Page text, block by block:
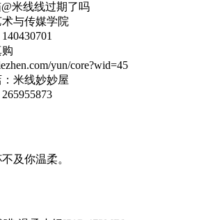
米线线过期了吗
与传媒学院
yun/core?wid=45
米线妙妙屋
及你温柔。